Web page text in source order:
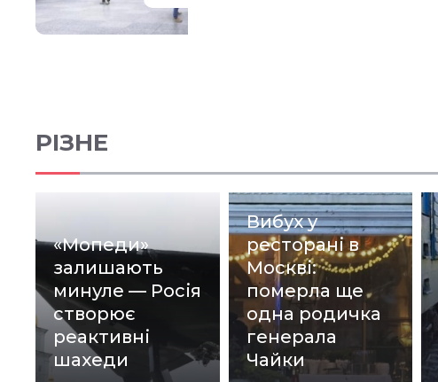
РІЗНЕ
«Мопеди»
залишають
минуле — Росія
створює
реактивні
шахеди
Вибух у
ресторані в
Москві:
померла ще
одна родичка
генерала
Чайки